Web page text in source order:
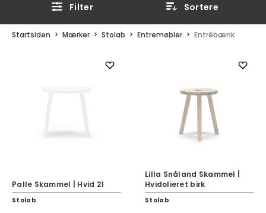
Filter Sortere
Startsiden Mærker Stolab Entremøbler Entrébænk
Palle Skammel | Hvid 21
Stolab
Lilla Snåland Skammel |
Hvidolieret birk
Stolab